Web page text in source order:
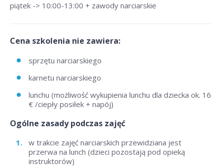
piątek -> 10:00-13:00 + zawody narciarskie
Cena szkolenia nie zawiera:
sprzętu narciarskiego
karnetu narciarskiego
lunchu (możliwość wykupienia lunchu dla dziecka ok. 16
€ /ciepły posiłek + napój)
Ogólne zasady podczas zajęć
w trakcie zajęć narciarskich przewidziana jest
przerwa na lunch (dzieci pozostają pod opieką
instruktorów)